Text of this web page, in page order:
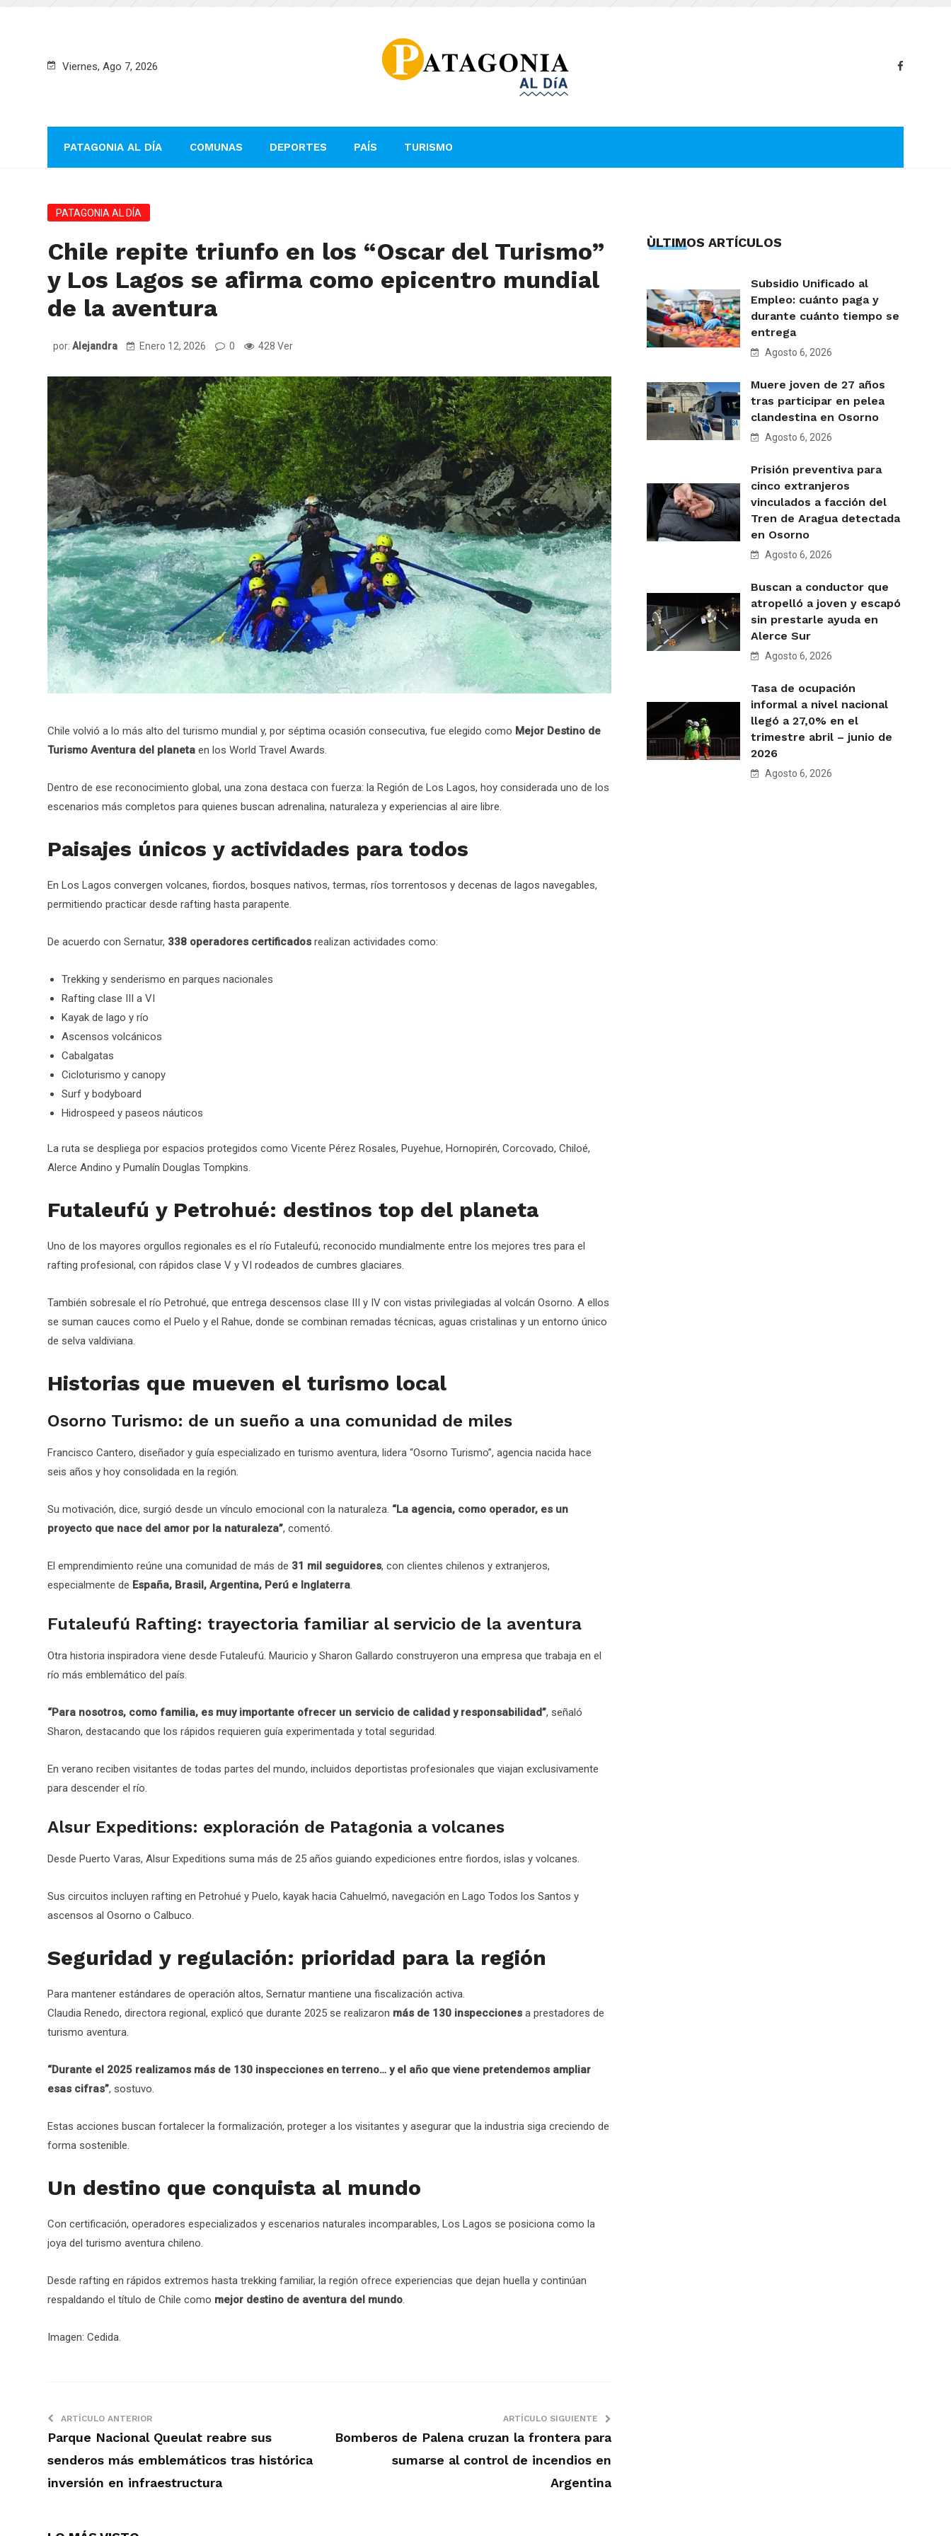
Viernes, Ago 7, 2026
PATAGONIA AL DÍA COMUNAS DEPORTES PAÍS TURISMO
PATAGONIA AL DÍA
Chile repite triunfo en los “Oscar del Turismo”
y Los Lagos se afirma como epicentro mundial
de la aventura
por: Alejandra Enero 12, 2026 0 428 Ver
Chile volvió a lo más alto del turismo mundial y, por séptima ocasión consecutiva, fue elegido como Mejor Destino de
Turismo Aventura del planeta en los World Travel Awards.
Dentro de ese reconocimiento global, una zona destaca con fuerza: la Región de Los Lagos, hoy considerada uno de los
escenarios más completos para quienes buscan adrenalina, naturaleza y experiencias al aire libre.
Paisajes únicos y actividades para todos
En Los Lagos convergen volcanes, fiordos, bosques nativos, termas, ríos torrentosos y decenas de lagos navegables,
permitiendo practicar desde rafting hasta parapente.
De acuerdo con Sernatur, 338 operadores certificados realizan actividades como:
Trekking y senderismo en parques nacionales
Rafting clase III a VI
Kayak de lago y río
Ascensos volcánicos
Cabalgatas
Cicloturismo y canopy
Surf y bodyboard
Hidrospeed y paseos náuticos
La ruta se despliega por espacios protegidos como Vicente Pérez Rosales, Puyehue, Hornopirén, Corcovado, Chiloé,
Alerce Andino y Pumalín Douglas Tompkins.
Futaleufú y Petrohué: destinos top del planeta
Uno de los mayores orgullos regionales es el río Futaleufú, reconocido mundialmente entre los mejores tres para el
rafting profesional, con rápidos clase V y VI rodeados de cumbres glaciares.
También sobresale el río Petrohué, que entrega descensos clase III y IV con vistas privilegiadas al volcán Osorno. A ellos
se suman cauces como el Puelo y el Rahue, donde se combinan remadas técnicas, aguas cristalinas y un entorno único
de selva valdiviana.
Historias que mueven el turismo local
Osorno Turismo: de un sueño a una comunidad de miles
Francisco Cantero, diseñador y guía especializado en turismo aventura, lidera “Osorno Turismo”, agencia nacida hace
seis años y hoy consolidada en la región.
Su motivación, dice, surgió desde un vínculo emocional con la naturaleza. “La agencia, como operador, es un
proyecto que nace del amor por la naturaleza”, comentó.
El emprendimiento reúne una comunidad de más de 31 mil seguidores, con clientes chilenos y extranjeros,
especialmente de España, Brasil, Argentina, Perú e Inglaterra.
Futaleufú Rafting: trayectoria familiar al servicio de la aventura
Otra historia inspiradora viene desde Futaleufú. Mauricio y Sharon Gallardo construyeron una empresa que trabaja en el
río más emblemático del país.
“Para nosotros, como familia, es muy importante ofrecer un servicio de calidad y responsabilidad”, señaló
Sharon, destacando que los rápidos requieren guía experimentada y total seguridad.
En verano reciben visitantes de todas partes del mundo, incluidos deportistas profesionales que viajan exclusivamente
para descender el río.
Alsur Expeditions: exploración de Patagonia a volcanes
Desde Puerto Varas, Alsur Expeditions suma más de 25 años guiando expediciones entre fiordos, islas y volcanes.
Sus circuitos incluyen rafting en Petrohué y Puelo, kayak hacia Cahuelmó, navegación en Lago Todos los Santos y
ascensos al Osorno o Calbuco.
Seguridad y regulación: prioridad para la región
Para mantener estándares de operación altos, Sernatur mantiene una fiscalización activa.
Claudia Renedo, directora regional, explicó que durante 2025 se realizaron más de 130 inspecciones a prestadores de
turismo aventura.
“Durante el 2025 realizamos más de 130 inspecciones en terreno… y el año que viene pretendemos ampliar
esas cifras”, sostuvo.
Estas acciones buscan fortalecer la formalización, proteger a los visitantes y asegurar que la industria siga creciendo de
forma sostenible.
Un destino que conquista al mundo
Con certificación, operadores especializados y escenarios naturales incomparables, Los Lagos se posiciona como la
joya del turismo aventura chileno.
Desde rafting en rápidos extremos hasta trekking familiar, la región ofrece experiencias que dejan huella y continúan
respaldando el título de Chile como mejor destino de aventura del mundo.
Imagen: Cedida.
ARTÍCULO ANTERIOR
Parque Nacional Queulat reabre sus
senderos más emblemáticos tras histórica
inversión en infraestructura
ARTÍCULO SIGUIENTE
Bomberos de Palena cruzan la frontera para
sumarse al control de incendios en
Argentina
ÙLTIMOS ARTÍCULOS
Subsidio Unificado al
Empleo: cuánto paga y
durante cuánto tiempo se
entrega
Agosto 6, 2026
Muere joven de 27 años
tras participar en pelea
clandestina en Osorno
Agosto 6, 2026
Prisión preventiva para
cinco extranjeros
vinculados a facción del
Tren de Aragua detectada
en Osorno
Agosto 6, 2026
Buscan a conductor que
atropelló a joven y escapó
sin prestarle ayuda en
Alerce Sur
Agosto 6, 2026
Tasa de ocupación
informal a nivel nacional
llegó a 27,0% en el
trimestre abril – junio de
2026
Agosto 6, 2026